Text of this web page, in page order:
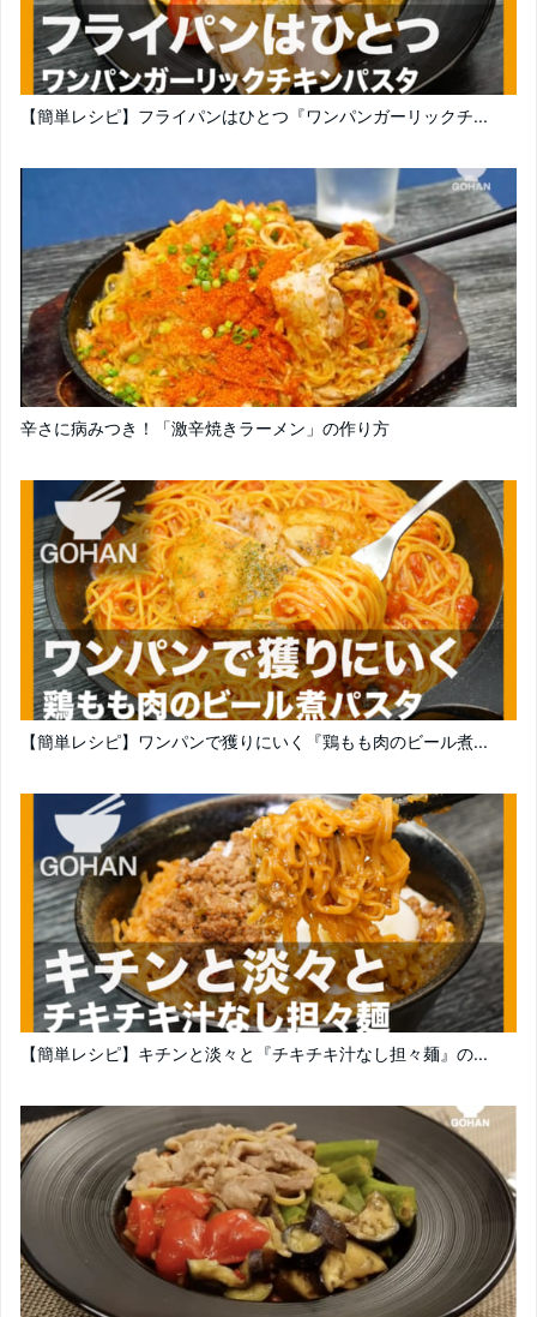
【簡単レシピ】フライパンはひとつ『ワンパンガーリックチ...
辛さに病みつき！「激辛焼きラーメン」の作り方
【簡単レシピ】ワンパンで獲りにいく『鶏もも肉のビール煮...
【簡単レシピ】キチンと淡々と『チキチキ汁なし担々麺』の...